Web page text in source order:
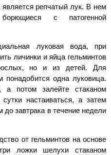
является репчатый лук. В нем
с патогенной
луковая вода, при
личинки и яйца гельминтов
но и из детей. Для
понадобится одна луковица.
а потом залейте стаканом
настаиваться, а затем
до завтрака в течение недели
от гельминтов на основе
ложки шелухи стаканом